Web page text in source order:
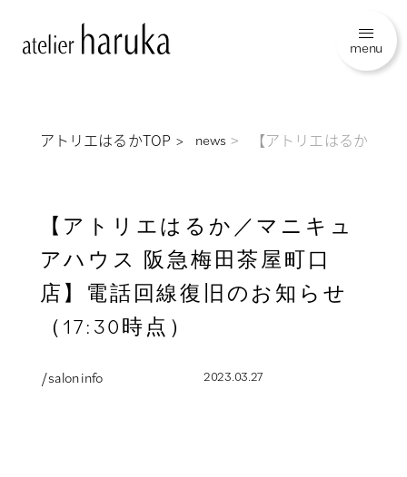
menu
アトリエはるかTOP news 【アトリエはるか／
【アトリエはるか／マニキュ
アハウス 阪急梅田茶屋町口
店】電話回線復旧のお知らせ
（17:30時点）
/ salon info 2023.03.27